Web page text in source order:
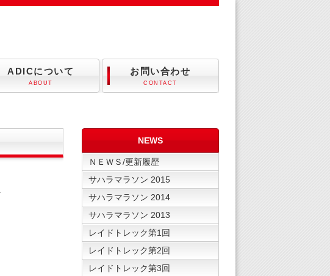
ADICについて
ABOUT
お問い合わせ
CONTACT
NEWS
ＮＥＷＳ/更新履歴
サハラマラソン 2015
サハラマラソン 2014
サハラマラソン 2013
レイドトレック第1回
レイドトレック第2回
レイドトレック第3回